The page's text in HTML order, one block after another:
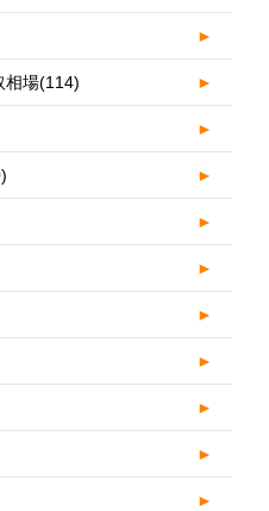
►
相場(114) ►
►
►
►
►
►
►
►
►
►